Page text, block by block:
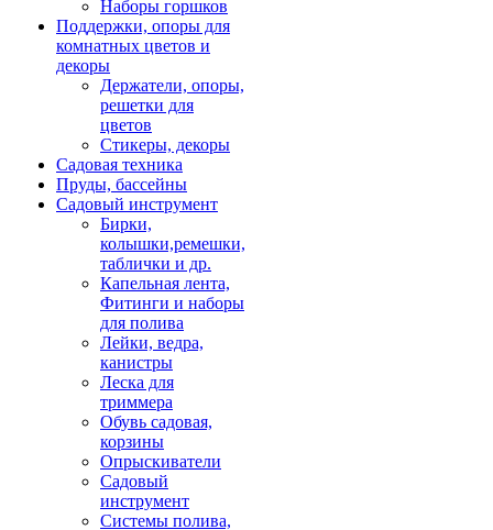
Наборы горшков
Поддержки, опоры для
комнатных цветов и
декоры
Держатели, опоры,
решетки для
цветов
Стикеры, декоры
Садовая техника
Пруды, бассейны
Садовый инструмент
Бирки,
колышки,ремешки,
таблички и др.
Капельная лента,
Фитинги и наборы
для полива
Лейки, ведра,
канистры
Леска для
триммера
Обувь садовая,
корзины
Опрыскиватели
Садовый
инструмент
Системы полива,